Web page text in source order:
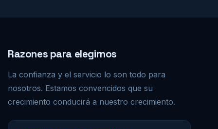
Razones para elegirnos
La confianza y el servicio lo son todo para
nosotros. Estamos convencidos que su
crecimiento conducirá a nuestro crecimiento.